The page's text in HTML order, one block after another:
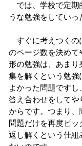
では、学校で定期
うな勉強をしていっ
すぐに考えつくの
のページ数を決めて
形の勉強は、あまり
集を解くという勉強
よかった問題です
答え合わせをしてや
からです。つまり、
問題だけを再度ピ
返し解くという仕組